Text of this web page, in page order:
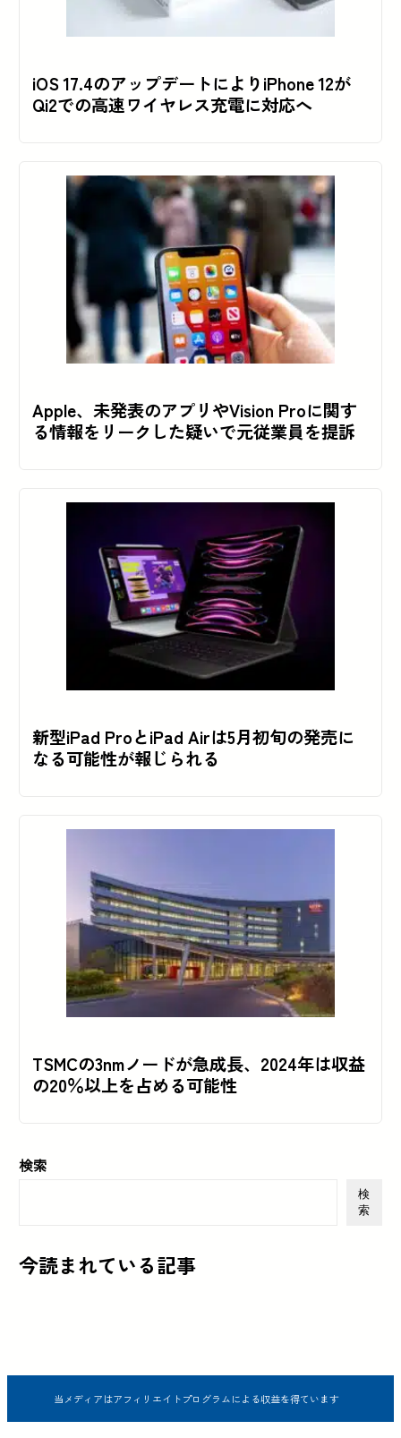
iOS 17.4のアップデートによりiPhone 12が
Qi2での高速ワイヤレス充電に対応へ
Apple、未発表のアプリやVision Proに関す
る情報をリークした疑いで元従業員を提訴
新型iPad ProとiPad Airは5月初旬の発売に
なる可能性が報じられる
TSMCの3nmノードが急成長、2024年は収益
の20％以上を占める可能性
検索
検
索
今読まれている記事
当メディアはアフィリエイトプログラムによる収益を得ています